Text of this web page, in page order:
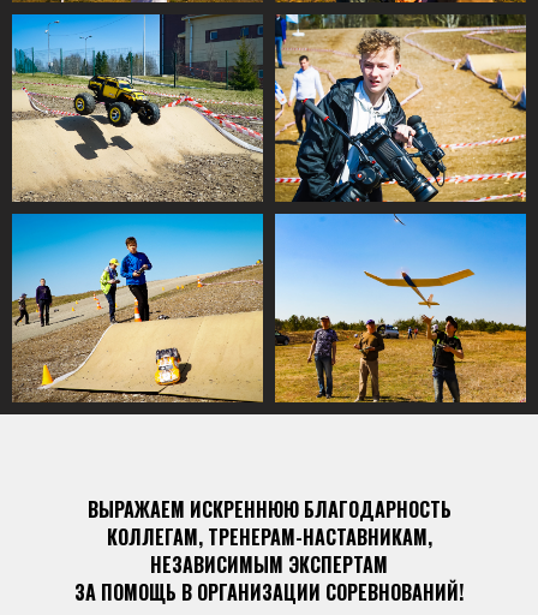
ВЫРАЖАЕМ ИСКРЕННЮЮ БЛАГОДАРНОСТЬ
КОЛЛЕГАМ, ТРЕНЕРАМ-НАСТАВНИКАМ,
НЕЗАВИСИМЫМ ЭКСПЕРТАМ
ЗА ПОМОЩЬ В ОРГАНИЗАЦИИ СОРЕВНОВАНИЙ!